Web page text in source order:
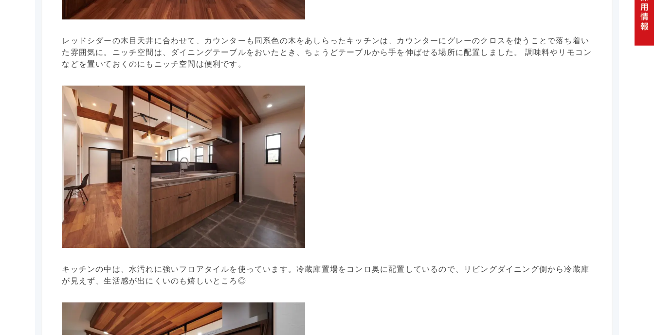
レッドシダーの木目天井に合わせて、カウンターも同系色の木をあしらったキッチンは、カウンターにグレーのクロスを使うことで落ち着い
た雰囲気に。ニッチ空間は、ダイニングテーブルをおいたとき、ちょうどテーブルから手を伸ばせる場所に配置しました。 調味料やリモコン
などを置いておくのにもニッチ空間は便利です。
キッチンの中は、水汚れに強いフロアタイルを使っています。冷蔵庫置場をコンロ奥に配置しているので、リビングダイニング側から冷蔵庫
が見えず、生活感が出にくいのも嬉しいところ◎